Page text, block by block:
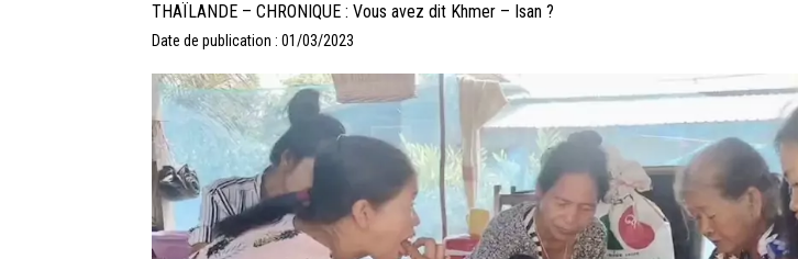
THAÏLANDE – CHRONIQUE : Vous avez dit Khmer – Isan ?
Date de publication : 01/03/2023